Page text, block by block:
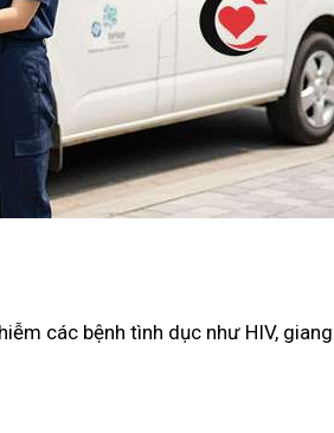
các bệnh tình dục như HIV,